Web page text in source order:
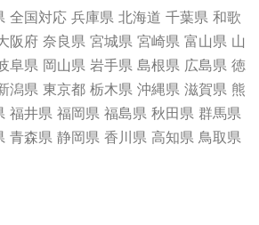
全国対応 兵庫県 北海道 千葉県 和歌
阪府 奈良県 宮城県 宮崎県 富山県 山
阜県 岡山県 岩手県 島根県 広島県 徳
潟県 東京都 栃木県 沖縄県 滋賀県 熊
福井県 福岡県 福島県 秋田県 群馬県
青森県 静岡県 香川県 高知県 鳥取県